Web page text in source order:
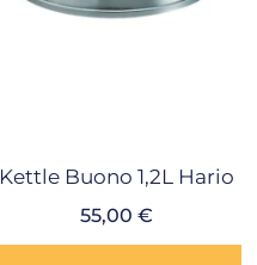
Kettle Buono 1,2L Hario
55,00 €